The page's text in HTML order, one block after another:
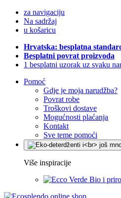
za navigaciju
Na sadržaj
u košaricu
Hrvatska: besplatna
Besplatni povrat proizvoda
1 besplatni uzorak uz svaku
Pomoć
Gdje je moja narudžba?
Povrat robe
Troškovi dostave
Mogućnosti plaćanja
Kontakt
Sve teme pomoći
Više inspiracije
Bio i